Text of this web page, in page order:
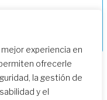
experiencia en
ofrecerle
la gestión de
y el
de